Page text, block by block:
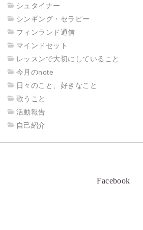
シュタイナー
シンギング・セラピー
フィンランド通信
マインドセット
レッスンで大切にしていること
今月のnote
日々のこと、好きなこと
歌うこと
活動報告
自己紹介
Facebook